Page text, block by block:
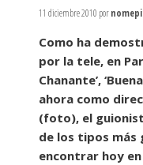
11 diciembre 2010 por
Como ha
por la tele, en
Chanante’,
ahora como
(foto), el
de los tipos más
encontrar hoy